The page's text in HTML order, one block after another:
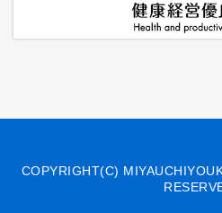
COPYRIGHT(C)